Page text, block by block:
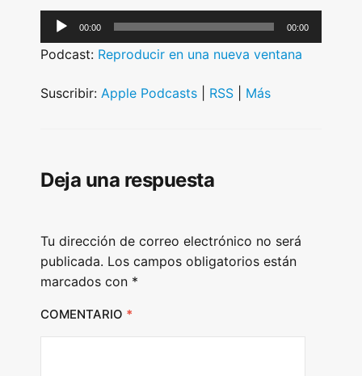
u
i
a
r
00:00 00:00
Podcast: Reproducir en una nueva ventana
Suscribir: Apple Podcasts RSS Más
Deja una respuesta
Tu dirección de correo electrónico no será
publicada. Los campos obligatorios están
marcados con *
COMENTARIO *